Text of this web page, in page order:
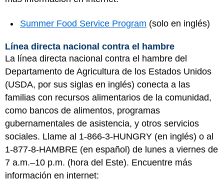
Summer Food Service Program (solo en inglés)
Línea directa nacional contra el hambre
La línea directa nacional contra el hambre del
Departamento de Agricultura de los Estados Unidos
(USDA, por sus siglas en inglés) conecta a las
familias con recursos alimentarios de la comunidad,
como bancos de alimentos, programas
gubernamentales de asistencia, y otros servicios
sociales. Llame al 1-866-3-HUNGRY (en inglés) o al
1-877-8-HAMBRE (en español) de lunes a viernes de
7 a.m.–10 p.m. (hora del Este). Encuentre más
información en internet: